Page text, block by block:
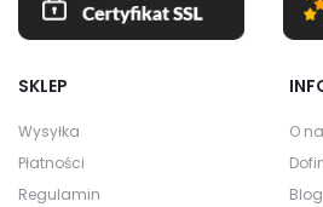
SKLEP
Wysyłka
Płatności
Regulamin
O
Blog